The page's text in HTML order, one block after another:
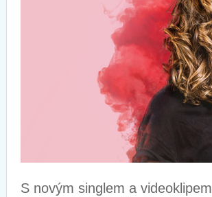
S novým singlem a videoklipem